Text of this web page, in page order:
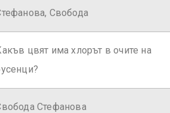
Свобода
цвят има хлорът в очите на
Стефанова